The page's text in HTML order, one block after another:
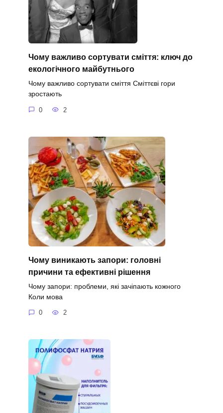
Чому важливо сортувати сміття: ключ до
екологічного майбутнього
Чому важливо сортувати сміття Сміттєві гори
зростають
0 2
Чому виникають запори: головні
причини та ефективні рішення
Чому запори: проблеми, які зачіпають кожного
Коли мова
0 2